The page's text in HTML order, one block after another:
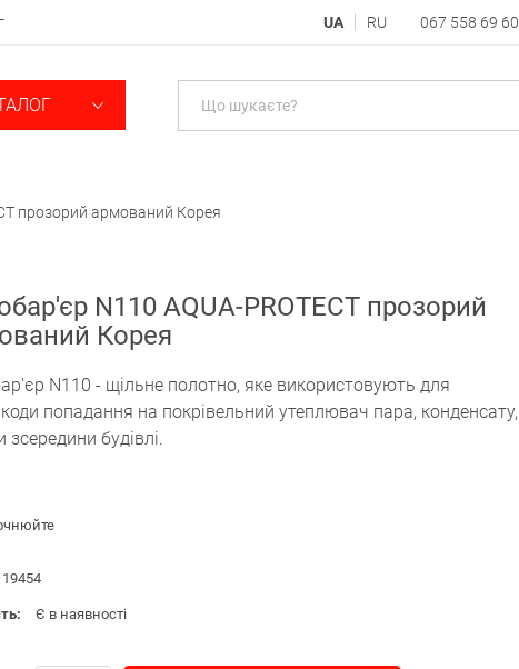
UA RU 067 558 69 60
прозорий армований Корея
N110 AQUA-PROTECT прозорий
Корея
N110 - щільне полотно, яке використовують для
попадання на покрівельний утеплювач пара, конденсату,
зсередини будівлі.
19454
Є в наявності